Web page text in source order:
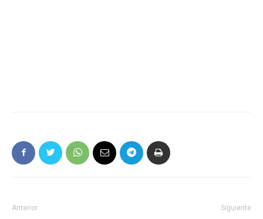
Anterior Siguiente